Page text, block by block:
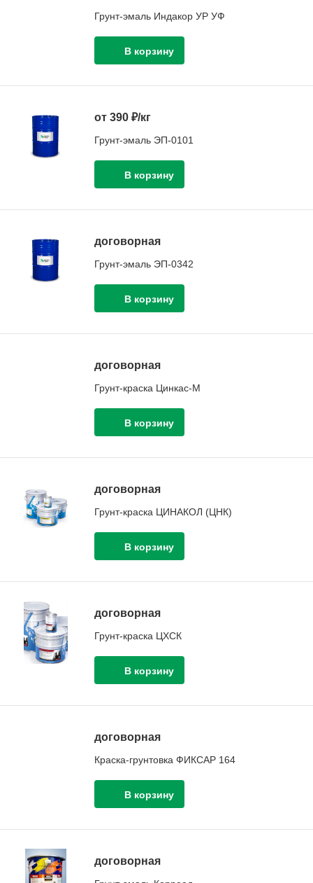
Грунт-эмаль Индакор УР УФ
от 390 ₽/кг
Грунт-эмаль ЭП-0101
договорная
Грунт-эмаль ЭП-0342
договорная
Грунт-краска Цинкас-М
договорная
Грунт-краска ЦИНАКОЛ (ЦНК)
договорная
Грунт-краска ЦХСК
договорная
Краска-грунтовка ФИКСАР 164
договорная